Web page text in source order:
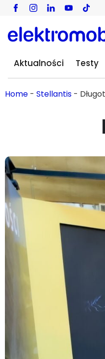
Aktualności Testy
Home - Stellantis -